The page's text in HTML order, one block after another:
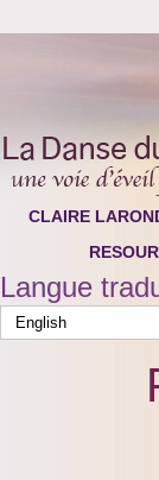
CLAIRE
Langue